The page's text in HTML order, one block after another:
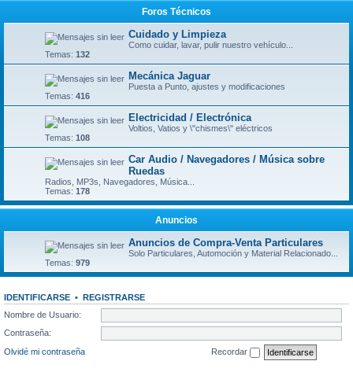
Foros Técnicos
Cuidado y Limpieza
Como cuidar, lavar, pulir nuestro vehículo...
Temas: 132
Mecánica Jaguar
Puesta a Punto, ajustes y modificaciones
Temas: 416
Electricidad / Electrónica
Voltios, Vatios y \"chismes\" eléctricos
Temas: 108
Car Audio / Navegadores / Música sobre
Ruedas
Radios, MP3s, Navegadores, Música...
Temas: 178
Anuncios
Anuncios de Compra-Venta Particulares
Solo Particulares, Automoción y Material Relacionado...
Temas: 979
IDENTIFICARSE • REGISTRARSE
Nombre de Usuario:
Contraseña:
Olvidé mi contraseña
Recordar